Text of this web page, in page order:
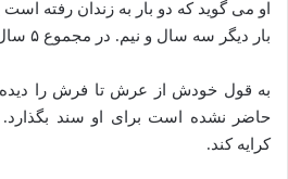
او می‌ گوید که دو بار به زندان رفته
بار دیگر سه سال و نیم. در مجموع ۵ سال .
به قول خودش از عرش تا فرش را
حاضر نشده است برای او سند
کرایه کند.